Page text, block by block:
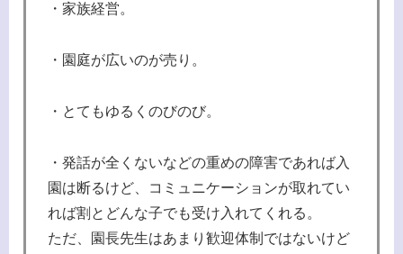
・家族経営。
・園庭が広いのが売り。
・とてもゆるくのびのび。
・発話が全くないなどの重めの障害であれば入
園は断るけど、コミュニケーションが取れてい
れば割とどんな子でも受け入れてくれる。
ただ、園長先生はあまり歓迎体制ではないけど